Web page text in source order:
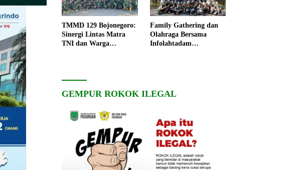
TMMD 129 Bojonegoro:
Sinergi Lintas Matra
TNI dan Warga
Family Gathering dan
Olahraga Bersama
Infolahtadam
GEMPUR ROKOK ILEGAL